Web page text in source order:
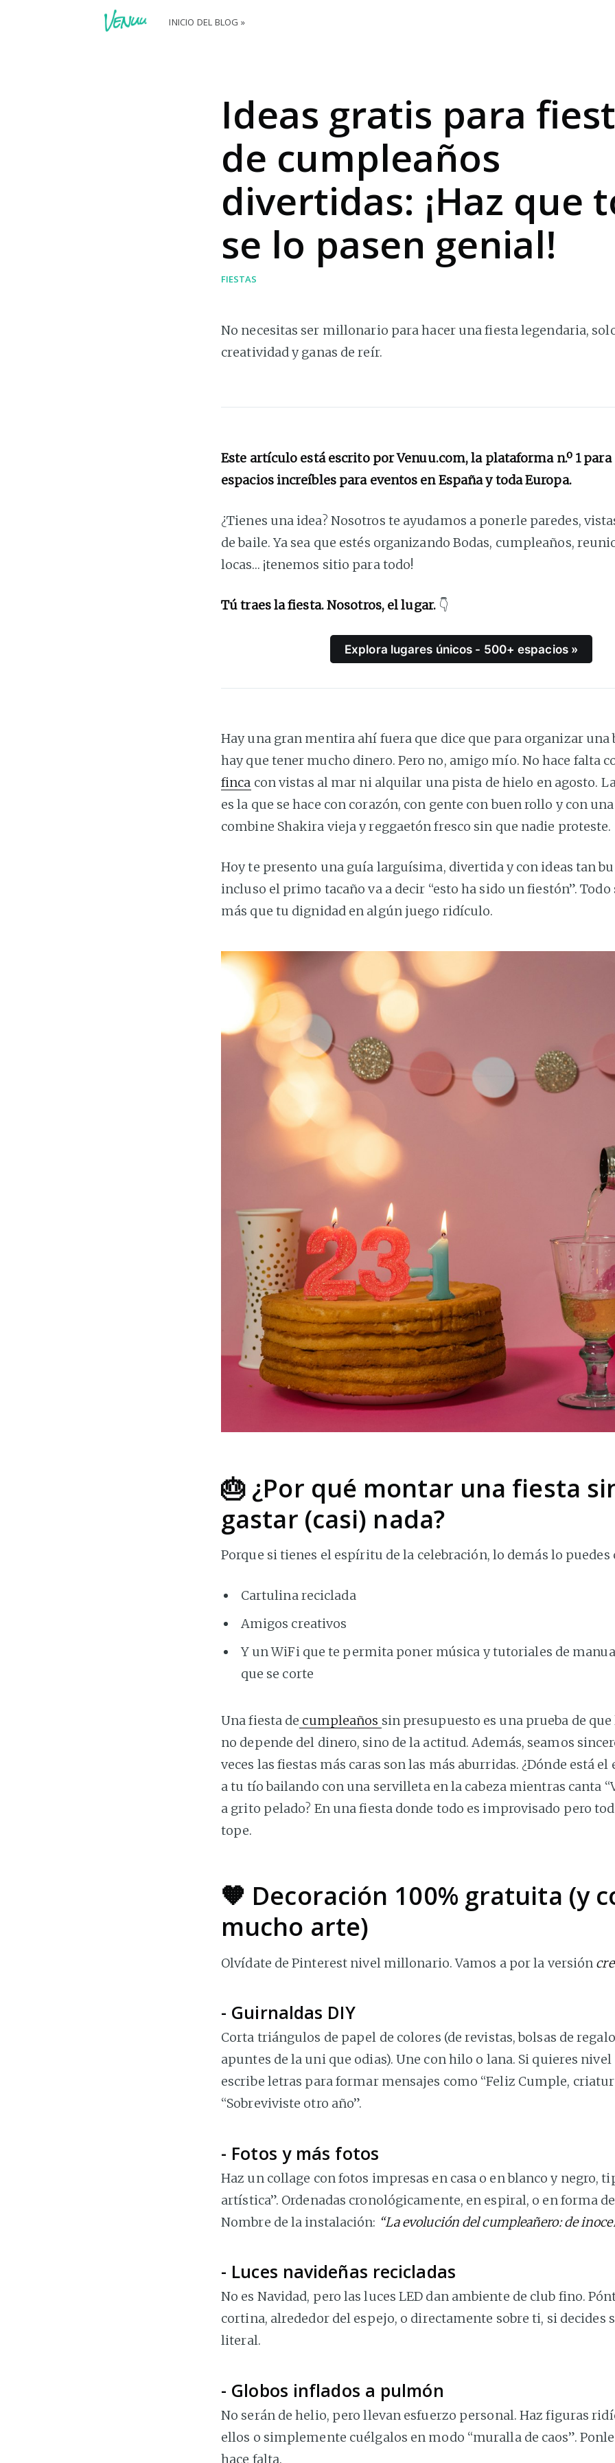
INICIO DEL BLOG »
Ideas gratis para
de cumpleaños
divertidas: ¡Haz que
se lo pasen genial!
FIESTAS
No necesitas ser millonario para hacer una fiesta legendaria,
creatividad y ganas de reír.
Este artículo está escrito por Venuu.com, la plataforma n.º 1
espacios increíbles para eventos en España y toda Europa.
¿Tienes una idea? Nosotros te ayudamos a ponerle paredes,
de baile. Ya sea que estés organizando Bodas, cumpleaños,
locas… ¡tenemos sitio para todo!
Tú traes la fiesta. Nosotros, el lugar. 👇
Explora lugares únicos - 500+ espacios »
Hay una gran mentira ahí fuera que dice que para organizar una
hay que tener mucho dinero. Pero no, amigo mío. No hace falta
finca con vistas al mar ni alquilar una pista de hielo en agosto.
es la que se hace con corazón, con gente con buen rollo y con
combine Shakira vieja y reggaetón fresco sin que nadie proteste.
Hoy te presento una guía larguísima, divertida y con ideas tan
incluso el primo tacaño va a decir “esto ha sido un fiestón”.
más que tu dignidad en algún juego ridículo.
🎂 ¿Por qué montar una fiesta
gastar (casi) nada?
Porque si tienes el espíritu de la celebración, lo demás lo
Cartulina reciclada
Amigos creativos
Y un WiFi que te permita poner música y tutoriales de
que se corte
Una fiesta de cumpleaños sin presupuesto es una prueba de
no depende del dinero, sino de la actitud. Además, seamos
veces las fiestas más caras son las más aburridas. ¿Dónde está el
a tu tío bailando con una servilleta en la cabeza mientras canta
a grito pelado? En una fiesta donde todo es improvisado pero
tope.
🧡 Decoración 100% gratuita (y
mucho arte)
Olvídate de Pinterest nivel millonario. Vamos a por la versión
- Guirnaldas DIY
Corta triángulos de papel de colores (de revistas, bolsas de
apuntes de la uni que odias). Une con hilo o lana. Si quieres
escribe letras para formar mensajes como “Feliz Cumple,
“Sobreviviste otro año”.
- Fotos y más fotos
Haz un collage con fotos impresas en casa o en blanco y negro,
artística”. Ordenadas cronológicamente, en espiral, o en forma
Nombre de la instalación: “La evolución del cumpleañero: de
- Luces navideñas recicladas
No es Navidad, pero las luces LED dan ambiente de club fino.
cortina, alrededor del espejo, o directamente sobre ti, si decides
literal.
- Globos inflados a pulmón
No serán de helio, pero llevan esfuerzo personal. Haz figuras
ellos o simplemente cuélgalos en modo “muralla de caos”.
hace falta.